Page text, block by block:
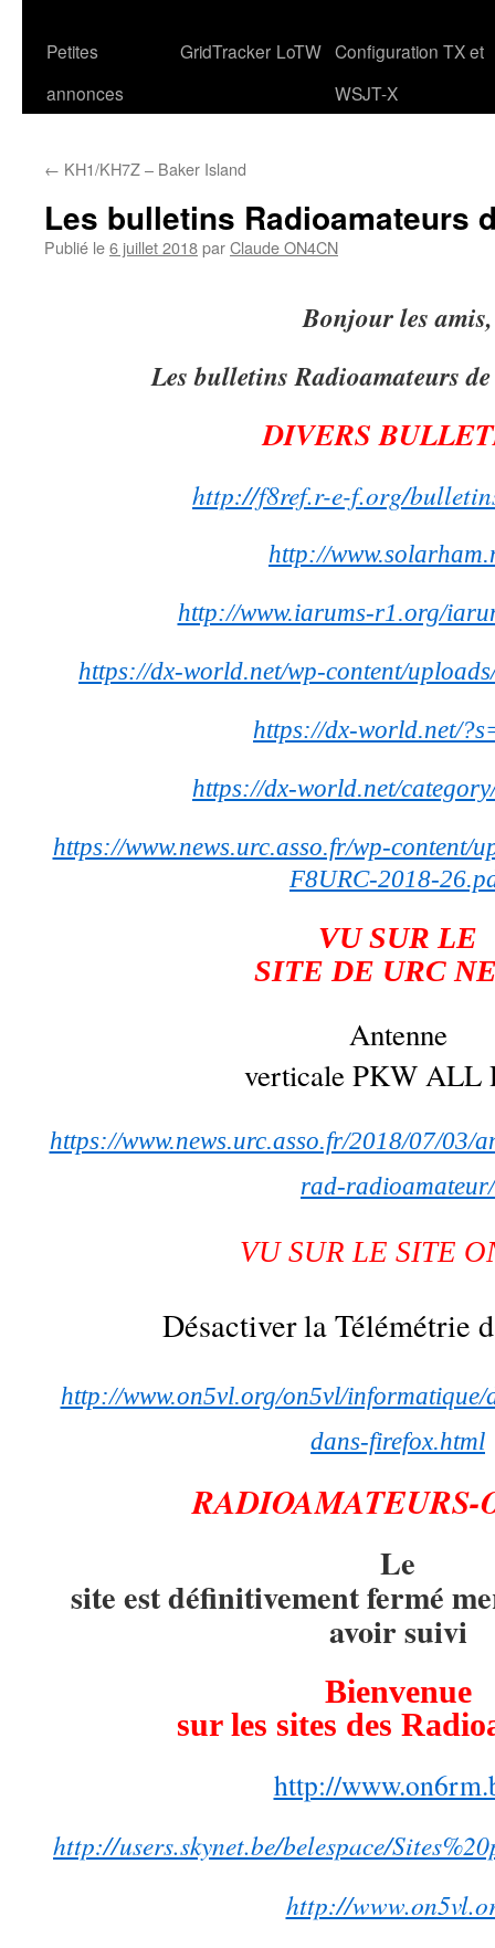
Petites
annonces
GridTracker LoTW Configuration TX et
WSJT-X
← KH1/KH7Z – Baker Island
Les bulletins Radioamateurs
Publié le6 juillet 2018parClaude ON4CN
Bonjour les amis,
Les bulletins Radioamateurs
DIVERS
http://f8ref.r-e-f.org/
http://
http://www.iarums-r1.org/
https://dx-world.net/wp-content/
https://dx-world.net/
https://dx-world.net/
https://www.news.urc.asso.fr/wp-content/
F8URC-2018-
VU SUR LE
SITE DE URC
Antenne
verticale PKW ALL
https://www.news.urc.asso.fr/2018/07/03/
rad-radioamateur/
VU SUR LE SITE
Désactiver la Télémétrie
http://www.on5vl.org/on5vl/informatique/
dans-firefox.html
RADIOAMATEURS-
Le
site est définitivement fermé
avoir suivi
Bienvenue
sur les sites des
http://
http://users.skynet.be/belespace/
http://